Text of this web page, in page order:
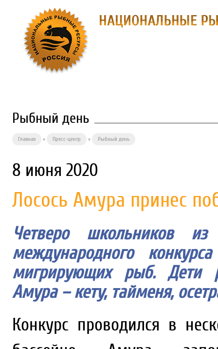
О ПРЕДПРИЯТИИ
Рыбный день
Главная » Пресс-центр » Рыбный день
8 июня 2020
Лосось Амура принес
Четверо школьников
международного
мигрирующих рыб. Дети
Амура – кету, тайменя,
Конкурс проводился в